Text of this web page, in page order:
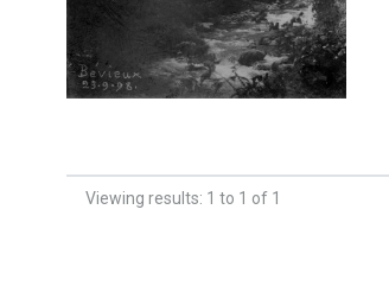
Viewing results: 1 to 1 of 1